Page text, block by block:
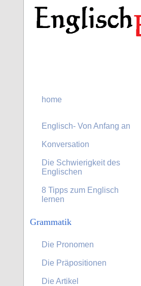
home
Englisch- Von Anfang an
Konversation
Die Schwierigkeit des
Englischen
8 Tipps zum Englisch
lernen
Grammatik
Die Pronomen
Die Präpositionen
Die Artikel